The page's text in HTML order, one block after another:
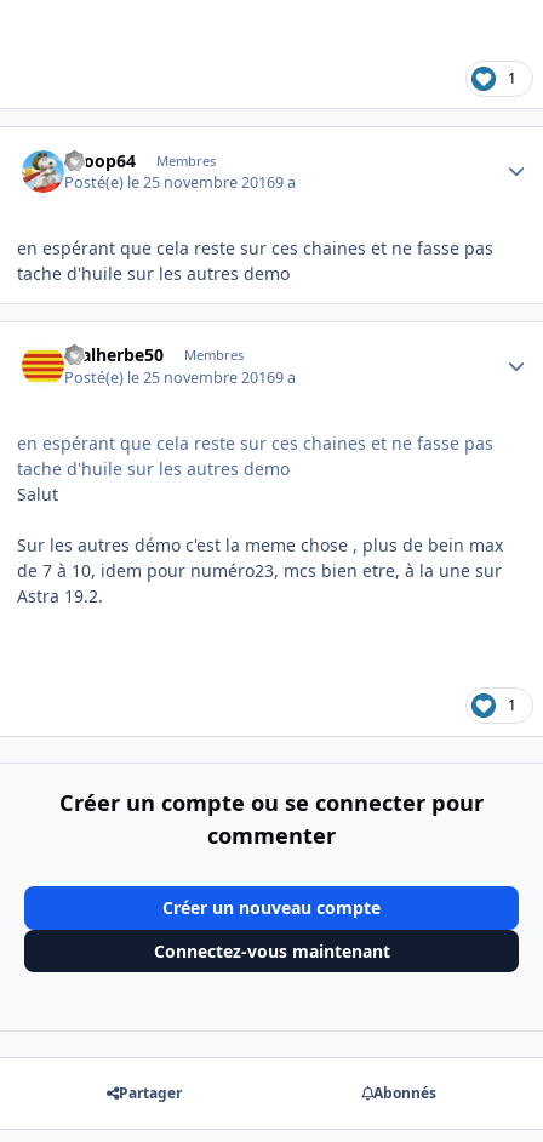
1
snoop64 Membres
Posté(e) le 25 novembre 20169 a
en espérant que cela reste sur ces chaines et ne fasse pas
tache d'huile sur les autres demo
malherbe50 Membres
Posté(e) le 25 novembre 20169 a
en espérant que cela reste sur ces chaines et ne fasse pas
tache d'huile sur les autres demo
Salut
Sur les autres démo c'est la meme chose , plus de bein max
de 7 à 10, idem pour numéro23, mcs bien etre, à la une sur
Astra 19.2.
1
Créer un compte ou se connecter pour
commenter
Créer un nouveau compte
Connectez-vous maintenant
Partager Abonnés